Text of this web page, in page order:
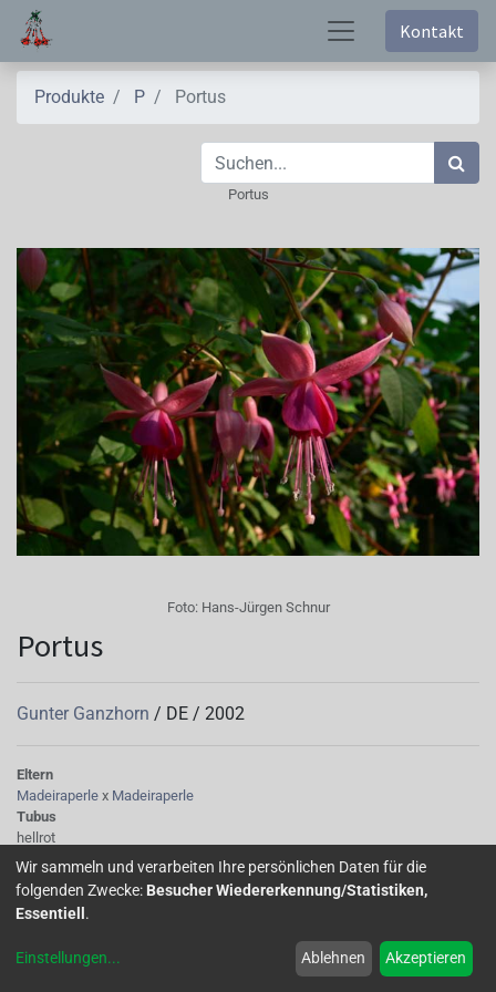
Kontakt
Produkte P Portus
Portus
Foto: Hans-Jürgen Schnur
Portus
Gunter Ganzhorn / DE / 2002
Eltern
Madeiraperle x Madeiraperle
Tubus
hellrot
Sepalen
hellrot
Korolle/Petalen
violettrot
einfach, mittelgross
Wir sammeln und verarbeiten Ihre persönlichen Daten für die
folgenden Zwecke: Besucher Wiedererkennung/Statistiken,
Essentiell .
Einstellungen... Ablehnen Akzeptieren